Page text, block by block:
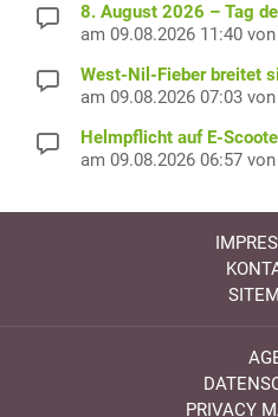
8. August 2026 – Tag
am 09.08.2026 11:40 von
West-Nil-Fieber breitet
am 09.08.2026 07:03 von
Helmpflicht auf E-
am 09.08.2026 06:57 von
PRIVACY